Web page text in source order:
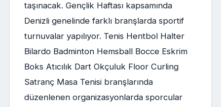
taşınacak. Gençlik Haftası kapsamında
Denizli genelinde farklı branşlarda sportif
turnuvalar yapılıyor. Tenis Hentbol Halter
Bilardo Badminton Hemsball Bocce Eskrim
Boks Atıcılık Dart Okçuluk Floor Curling
Satranç Masa Tenisi branşlarında
düzenlenen organizasyonlarda sporcular